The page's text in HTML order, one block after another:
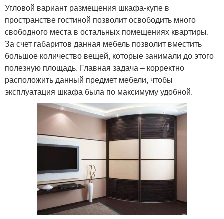
Угловой вариант размещения шкафа-купе в
пространстве гостиной позволит освободить много
свободного места в остальных помещениях квартиры.
За счет габаритов данная мебель позволит вместить
большое количество вещей, которые занимали до этого
полезную площадь. Главная задача – корректно
расположить данный предмет мебели, чтобы
эксплуатация шкафа была по максимуму удобной.